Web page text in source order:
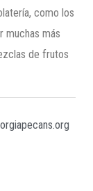
como los
muchas más
de frutos